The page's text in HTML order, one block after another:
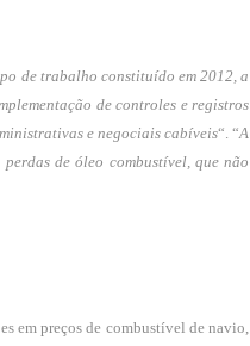
de trabalho constituído em 2012, a
de controles e registros
e negociais cabíveis“. “A
de óleo combustível, que não
em preços de combustível de navio,